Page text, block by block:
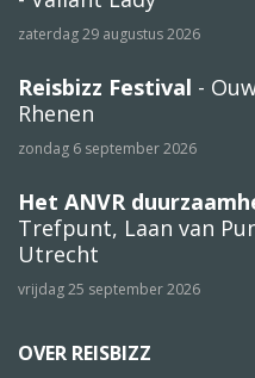
zaterdag 29 augustus 2026
Reisbizz Festival -
Rhenen
zondag 6 september 2026
Het ANVR
Trefpunt, Laan van
Utrecht
vrijdag 25 september 2026
OVER REISBIZZ